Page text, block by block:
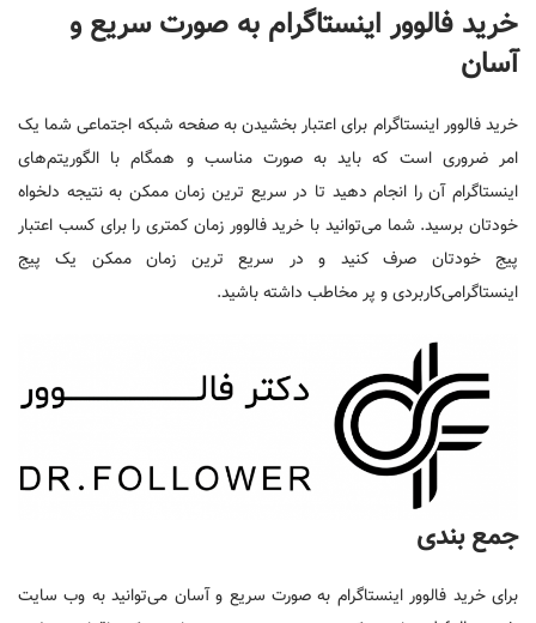
خرید فالوور اینستاگرام به صورت سریع و
آسان
خرید فالوور اینستاگرام برای اعتبار بخشیدن به صفحه شبکه اجتماعی شما یک
امر ضروری است که باید به صورت مناسب و همگام با الگوریتم‌های
اینستاگرام آن را انجام دهید تا در سریع ترین زمان ممکن به نتیجه دلخواه
خودتان برسید. شما می‌توانید با خرید فالوور زمان کمتری را برای کسب اعتبار
پیج خودتان صرف کنید و در سریع ترین زمان ممکن یک پیج
اینستاگرامی‌کاربردی و پر مخاطب داشته باشید.
جمع بندی
برای خرید فالوور اینستاگرام به صورت سریع و آسان می‌توانید به وب سایت